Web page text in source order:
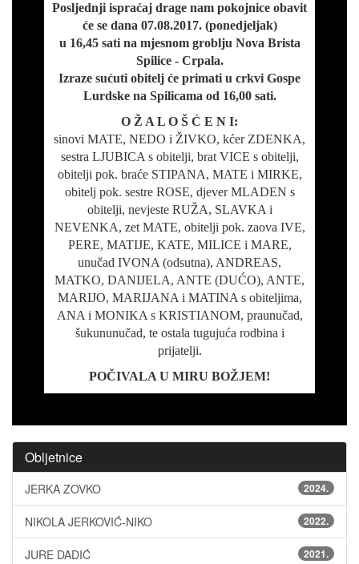
Posljednji ispraćaj drage nam pokojnice obavit
će se dana 07.08.2017. (ponedjeljak)
u 16,45 sati na mjesnom groblju Nova Brista
Spilice - Crpala.
Izraze sućuti obitelj će primati u crkvi Gospe
Lurdske na Spilicama od 16,00 sati.
O Ž A L O Š Ć E N I:
sinovi MATE, NEDO i ŽIVKO, kćer ZDENKA,
sestra LJUBICA s obitelji, brat VICE s obitelji,
obitelji pok. braće STIPANA, MATE i MIRKE,
obitelj pok. sestre ROSE, djever MLADEN s
obitelji, nevjeste RUŽA, SLAVKA i
NEVENKA, zet MATE, obitelji pok. zaova IVE,
PERE, MATIJE, KATE, MILICE i MARE,
unučad IVONA (odsutna), ANDREAS,
MATKO, DANIJELA, ANTE (DUĆO), ANTE,
MARIJO, MARIJANA i MATINA s obiteljima,
ANA i MONIKA s KRISTIANOM, praunučad,
šukununučad, te ostala tugujuća rodbina i
prijatelji.
POČIVALA U MIRU BOŽJEM!
Obljetnice
JERKA ZOVKO 2024.
NIKOLA JERKOVIĆ-NIKO 2022.
JURE DADIĆ 2021.